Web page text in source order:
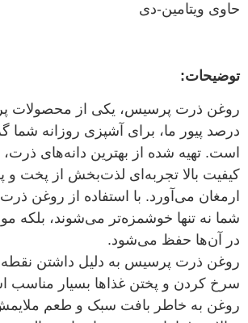
حاوی ویتامین-دی
توضیحات:
درصد پیور ما، برای آشپزی روزانه شما
است. تهیه شده از بهترین دانه‌های ذرت،
کیفیت بالا تجربه‌ای لذت‌بخش از پخت و
ارمغان می‌آورد. با استفاده از روغن
شما نه تنها خوشمزه‌تر می‌شوند، بلکه
در آن‌ها حفظ می‌شود.
روغن ذرت پرسیس به دلیل داشتن نقطه
سرخ کردن و پختن غذاها بسیار مناسب
روغن به خاطر بافت سبک و طعم ملایمش،